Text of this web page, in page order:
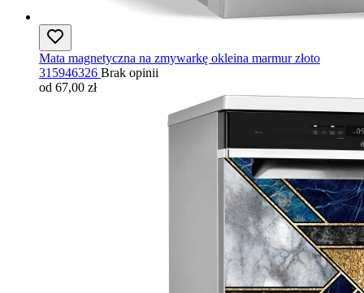
Mata magnetyczna na zmywarkę okleina marmur złoto
315946326 Brak opinii
od 67,00 zł